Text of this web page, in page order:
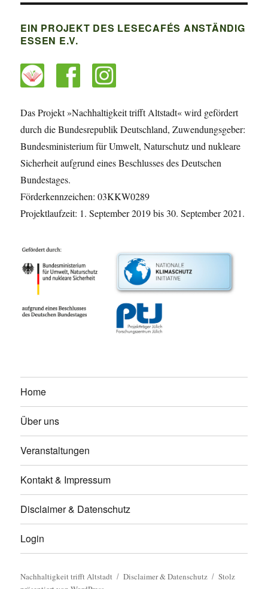
EIN PROJEKT DES LESECAFÉS ANSTÄNDIG
ESSEN E.V.
Das Projekt »Nachhaltigkeit trifft Altstadt« wird gefördert
durch die Bundesrepublik Deutschland, Zuwendungsgeber:
Bundesministerium für Umwelt, Naturschutz und nukleare
Sicherheit aufgrund eines Beschlusses des Deutschen
Bundestages.
Förderkennzeichen: 03KKW0289
Projektlaufzeit: 1. September 2019 bis 30. September 2021.
Home
Über uns
Veranstaltungen
Kontakt & Impressum
Disclaimer & Datenschutz
Login
Nachhaltigkeit trifft Altstadt Disclaimer & Datenschutz
Stolz